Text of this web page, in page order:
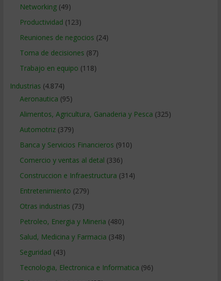
Networking(49)
Productividad (123)
Reuniones de negocios (24)
Toma de decisiones (87)
Trabajo en equipo (118)
Industrias (4.874)
Aeronautica (95)
Alimentos, Agricultura, Ganaderia y Pesca (325)
Automotriz(379)
Banca y Servicios Financieros (910)
Comercio y ventas al detal (336)
Construccion e Infraestructura (314)
Entretenimiento (279)
Otras industrias (73)
Petroleo, Energia y Mineria (480)
Salud, Medicina y Farmacia (348)
Seguridad (43)
Tecnologia, Electronica e Informatica (96)